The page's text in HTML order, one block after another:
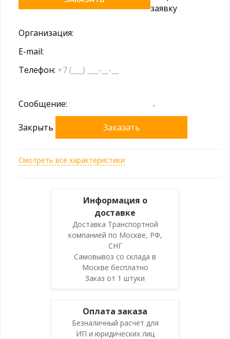
заявку
Организация:
E-mail:
Телефон:
Сообщение:
Закрыть Заказать
Смотреть все характеристики
Информация о
доставке
Доставка Транспортной
компанией по Москве, РФ,
СНГ
Самовывоз со склада в
Москве бесплатно
Заказ от 1 штуки
Оплата заказа
Безналичный расчет для
ИП и юридических лиц